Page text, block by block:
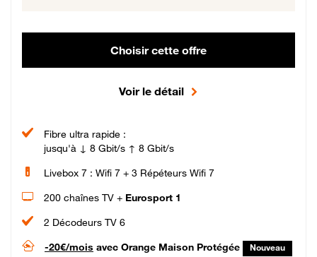
Choisir cette offre
Voir le détail
Fibre ultra rapide :
jusqu'à ↓ 8 Gbit/s ↑ 8 Gbit/s
Livebox 7 : Wifi 7 + 3 Répéteurs Wifi 7
200 chaînes TV + Eurosport 1
2 Décodeurs TV 6
-20€/mois avec Orange Maison Protégée Nouveau